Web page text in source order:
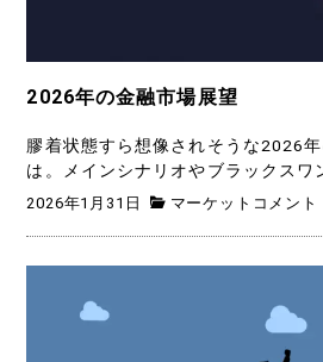
2026年の金融市場展望
膠着状態すら想像されそうな2026
は。メインシナリオやブラックスワ
2026年1月31日 マーケットコメント